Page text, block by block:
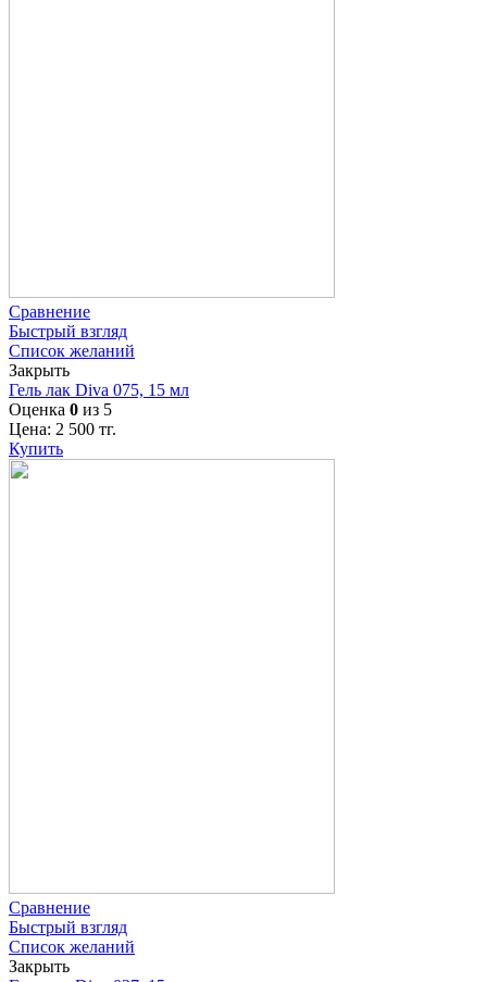
Сравнение
Быстрый взгляд
Список желаний
Закрыть
Гель лак Diva 075, 15 мл
Оценка 0 из 5
Цена: 2 500 тг.
Купить
Сравнение
Быстрый взгляд
Список желаний
Закрыть